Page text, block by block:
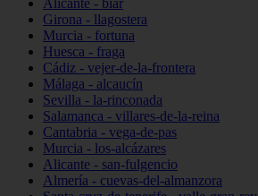
Alicante - biar
Girona - llagostera
Murcia - fortuna
Huesca - fraga
Cádiz - vejer-de-la-frontera
Málaga - alcaucín
Sevilla - la-rinconada
Salamanca - villares-de-la-reina
Cantabria - vega-de-pas
Murcia - los-alcázares
Alicante - san-fulgencio
Almería - cuevas-del-almanzora